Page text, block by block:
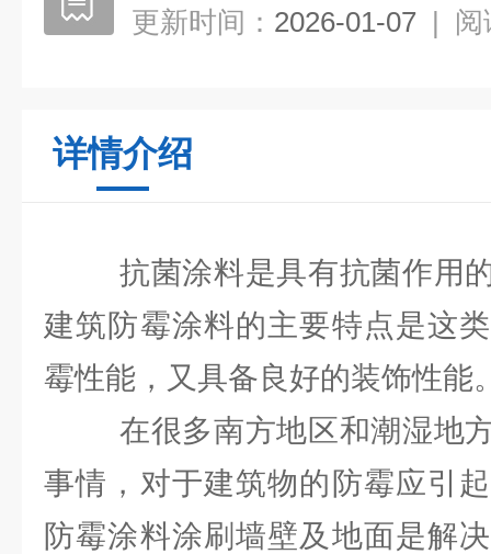
更新时间： 2026-01-07 | 阅
详情介绍
抗菌涂料是具有抗菌作用的
建筑防霉涂料的主要特点是这
霉性能，又具备良好的装饰性能
在很多南方地区和潮湿地方
事情，对于建筑物的防霉应引
防霉涂料涂刷墙壁及地面是解